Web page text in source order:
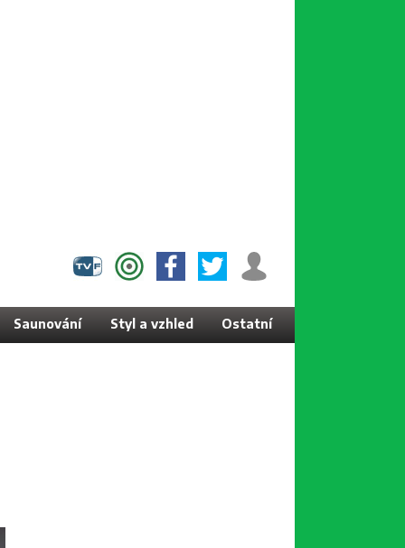
Saunování Styl a vzhled Ostatní